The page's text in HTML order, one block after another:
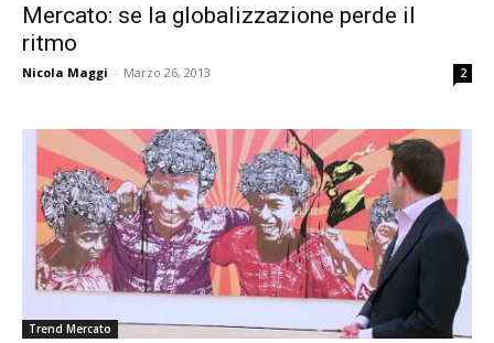
Mercato: se la globalizzazione perde il
ritmo
Nicola Maggi - Marzo 26, 2013 2
Trend Mercato